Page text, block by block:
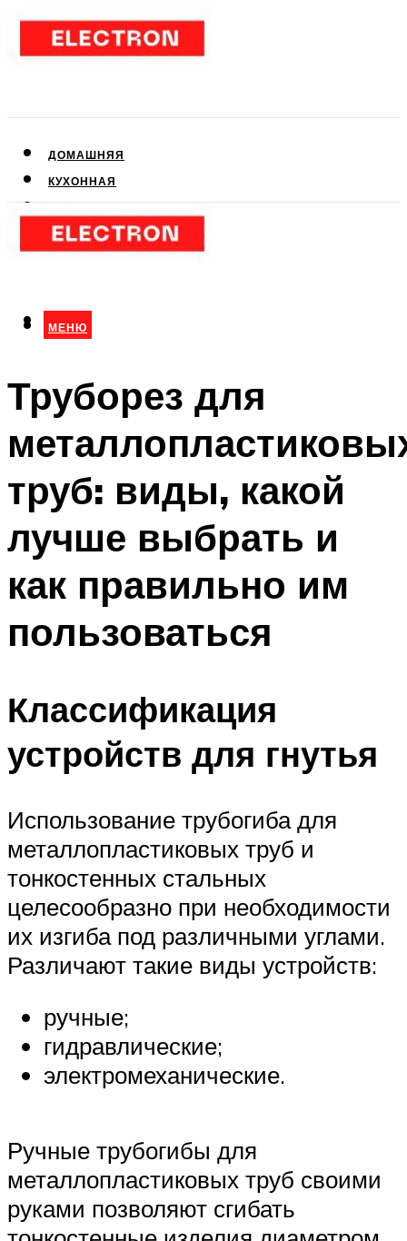
ДОМАШНЯЯ
КУХОННАЯ
КЛИМАТИЧЕСКАЯ
МЕНЮ
МЕНЮ
Труборез для
труб: виды, какой
лучше выбрать и
как правильно им
пользоваться
Классификация
устройств для гнутья
Использование трубогиба для
металлопластиковых труб и
тонкостенных стальных
целесообразно при необходимости
их изгиба под различными углами.
Различают такие виды устройств:
ручные;
гидравлические;
электромеханические.
Ручные трубогибы для
металлопластиковых труб своими
руками позволяют сгибать